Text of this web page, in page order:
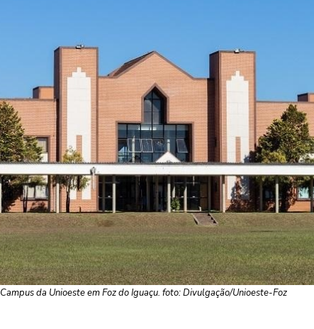
Campus da Unioeste em Foz do Iguaçu. foto: Divulgação/Unioeste-Foz